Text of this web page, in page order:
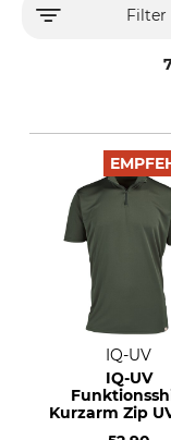
Filter
IQ-UV
IQ-UV
Kurzarm Zip